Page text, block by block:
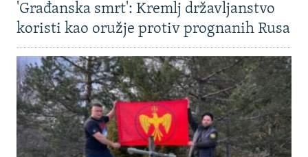
'Građanska smrt': Kremlj državljanstvo
koristi kao oružje protiv prognanih Rusa